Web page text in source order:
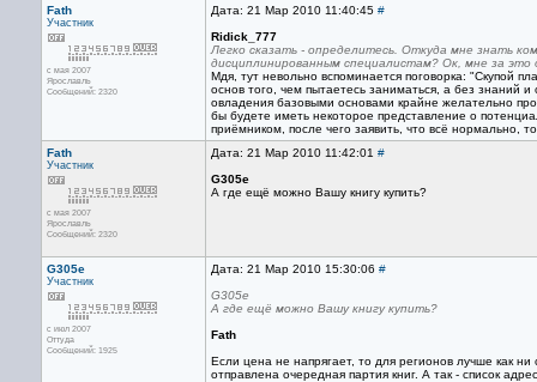
Fath
Участник
с мая 2007
Ярославль
Сообщений: 2320
Дата: 21 Мар 2010 11:40:45 #
Ridick_777
Легко сказать - определитесь. Откуда мне знать
дисциплинированным специалистам? Ок, мне за это
Мдя, тут невольно вспоминается поговорка: "Скупой
основ того, чем пытаетесь заниматься, а без знаний
овладения базовыми основами крайне желательно
бы будете иметь некоторое представление о
приёмником, после чего заявить, что всё нормально,
Fath
Участник
с мая 2007
Ярославль
Сообщений: 2320
Дата: 21 Мар 2010 11:42:01 #
G305e
А где ещё можно Вашу книгу купить?
G305e
Участник
с июл 2007
Оттуда
Сообщений: 1925
Дата: 21 Мар 2010 15:30:06 #
G305e
А где ещё можно Вашу книгу купить?
Fath
Если цена не напрягает, то для регионов лучше как
отправлена очередная партия книг. А так - список